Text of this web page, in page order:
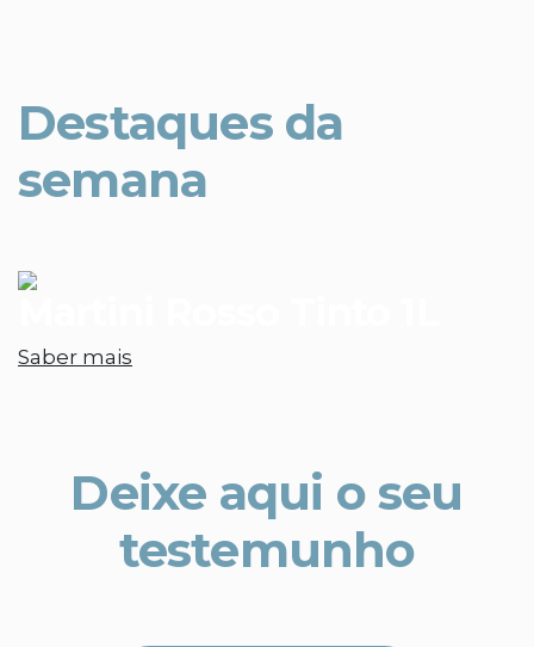
Destaques da
semana
Saber mais
Deixe aqui o seu
testemunho